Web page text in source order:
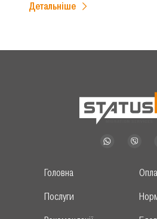
Детальніше
Головна
Послуги